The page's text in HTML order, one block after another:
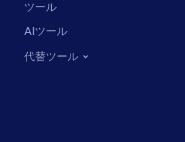
ツール
AIツール
代替ツール